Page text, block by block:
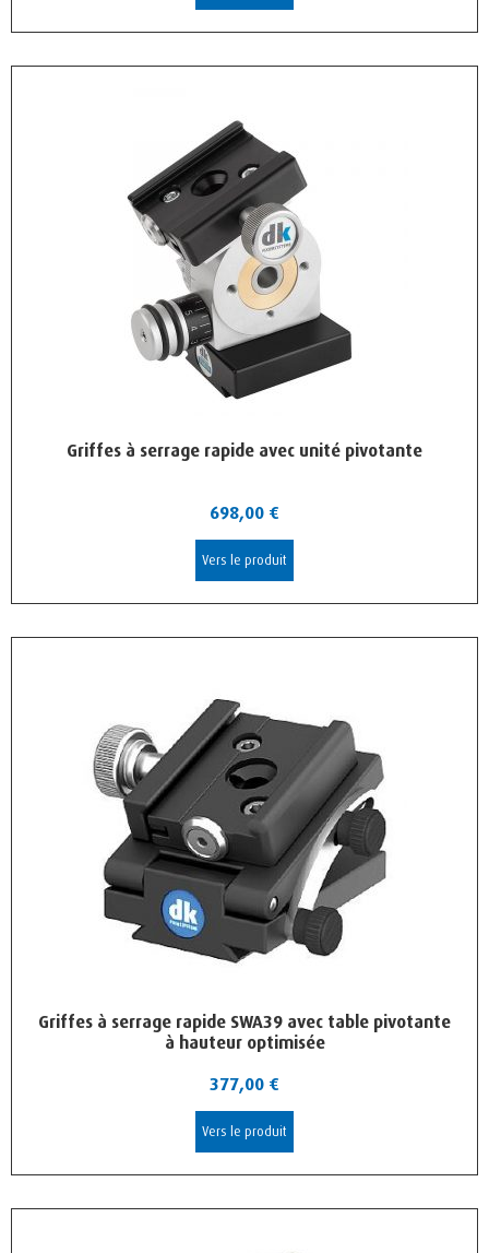
Griffes à serrage rapide avec unité pivotante
698,00 €
Vers le produit
Griffes à serrage rapide SWA39 avec table pivotante
à hauteur optimisée
377,00 €
Vers le produit